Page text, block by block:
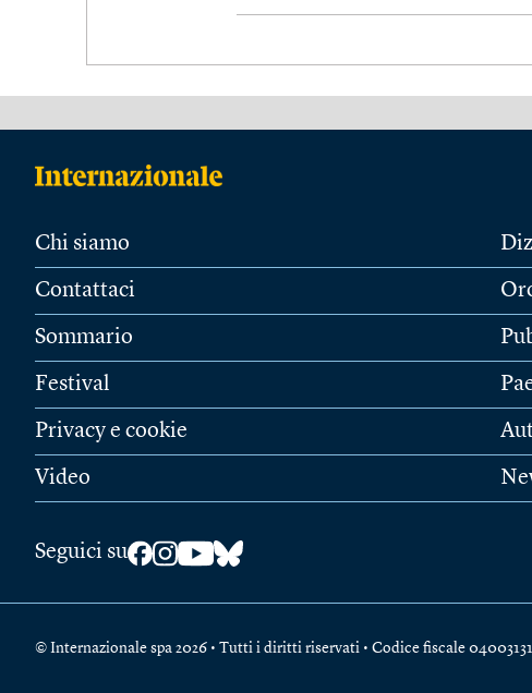
Chi siamo
Contattaci
Sommario
Festival
Privacy e cookie
Video
Seguici su
© Internazionale spa 2026 • Tutti i diritti riservati • Codice fiscale